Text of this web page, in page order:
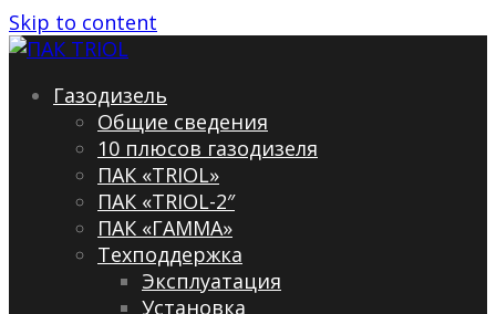
Skip to content
Газодизель
Общие сведения
10 плюсов газодизеля
ПАК «TRIOL»
ПАК «TRIOL-2″
ПАК «ГАММА»
Техподдержка
Эксплуатация
Установка